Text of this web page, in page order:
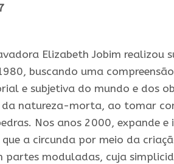
Elizabeth Jobim realizou
buscando uma
e subjetiva do mundo e dos
natureza-morta, ao tomar
Nos anos 2000, expande
a circunda por meio da
partes moduladas, cuja